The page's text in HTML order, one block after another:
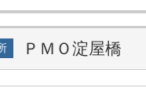
ＰＭＯ淀屋橋